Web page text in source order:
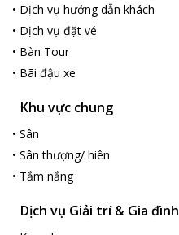
• Dịch vụ hướng dẫn khách
• Dịch vụ đặt vé
• Bàn Tour
• Bãi đậu xe
Khu vực chung
• Sân
• Sân thượng/ hiên
• Tắm nắng
Dịch vụ Giải trí & Gia đình